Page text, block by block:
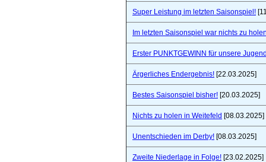
Super Leistung im letzten Saisonspiel!
Im letzten Saisonspiel war nichts zu
Erster PUNKTGEWINN für unsere
Ärgerliches Endergebnis! [22.03.2025]
Bestes Saisonspiel bisher! [20.03.2025]
Nichts zu holen in Weitefeld [08.03.2025]
Unentschieden im Derby! [08.03.2025]
Zweite Niederlage in Folge! [23.02.2025]